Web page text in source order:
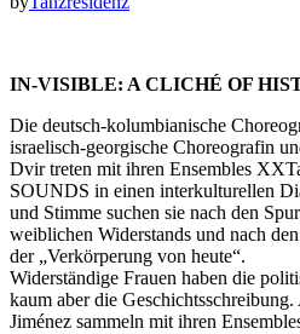
IN-VISIBLE: A CLICHÉ OF
Die deutsch-kolumbianische
israelisch-georgische Choreografin
Dvir treten mit ihren Ensembles
SOUNDS in einen interkulturellen
und Stimme suchen sie nach den
weiblichen Widerstands und nach
der „Verkörperung von heute“.
Widerständige Frauen haben die
kaum aber die
Jiménez sammeln mit ihren